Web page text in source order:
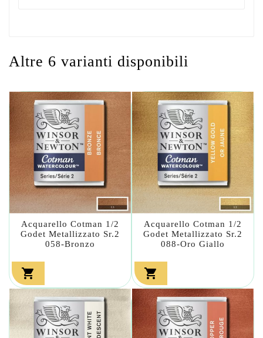
Altre 6 varianti disponibili
Acquarello Cotman 1/2
Godet Metallizzato Sr.2
058-Bronzo

Acquarello Cotman 1/2
Godet Metallizzato Sr.2
088-Oro Giallo
